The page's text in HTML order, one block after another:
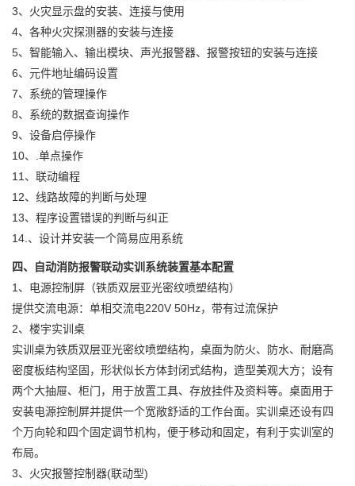
3、火灾显示盘的安装、连接与使用
4、各种火灾探测器的安装与连接
5、智能输入、输出模块、声光报警器、报警按钮的安装与连接
6、元件地址编码设置
7、系统的管理操作
8、系统的数据查询操作
9、设备启停操作
10、.单点操作
11、联动编程
12、线路故障的判断与处理
13、程序设置错误的判断与纠正
14.、设计并安装一个简易应用系统
四、自动消防报警联动实训系统装置基本配置
1、电源控制屏（铁质双层亚光密纹喷塑结构）
提供交流电源：单相交流电220V 50Hz，带有过流保护
2、楼宇实训桌
实训桌为铁质双层亚光密纹喷塑结构，桌面为防火、防水、耐磨高
密度板结构坚固，形状似长方体封闭式结构，造型美观大方；设有
两个大抽屉、柜门，用于放置工具、存放挂件及资料等。桌面用于
安装电源控制屏并提供一个宽敞舒适的工作台面。实训桌还设有四
个万向轮和四个固定调节机构，便于移动和固定，有利于实训室的
布局。
3、火灾报警控制器(联动型)